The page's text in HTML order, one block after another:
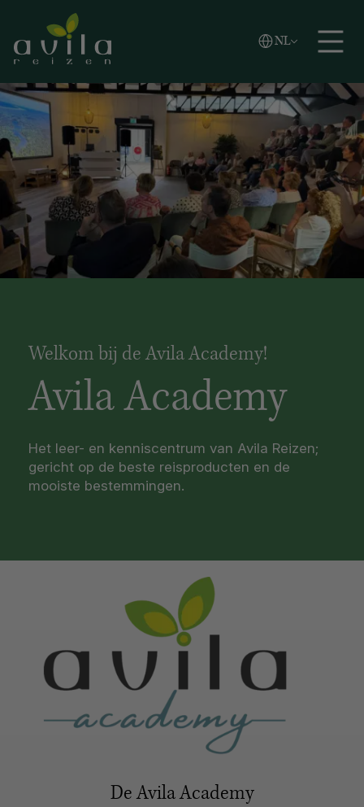
Zoeken
NL
Vlaams
English
Welkom bij de Avila Academy!
Avila Academy
Het leer- en kenniscentrum van Avila Reizen;
gericht op de beste reisproducten en de
mooiste bestemmingen.
De Avila Academy